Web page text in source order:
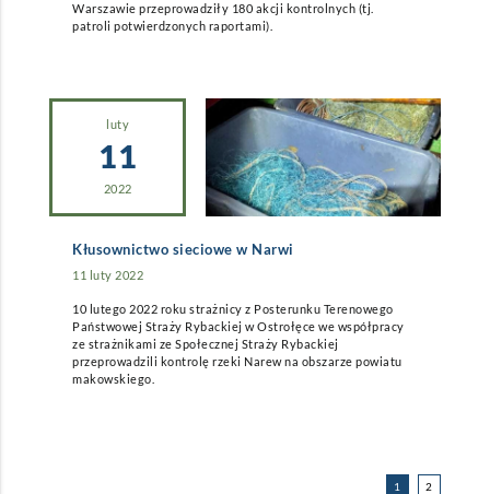
Warszawie przeprowadziły 180 akcji kontrolnych (tj.
patroli potwierdzonych raportami).
luty
11
2022
Kłusownictwo sieciowe w Narwi
11 luty 2022
10 lutego 2022 roku strażnicy z Posterunku Terenowego
Państwowej Straży Rybackiej w Ostrołęce we współpracy
ze strażnikami ze Społecznej Straży Rybackiej
przeprowadzili kontrolę rzeki Narew na obszarze powiatu
makowskiego.
1 2